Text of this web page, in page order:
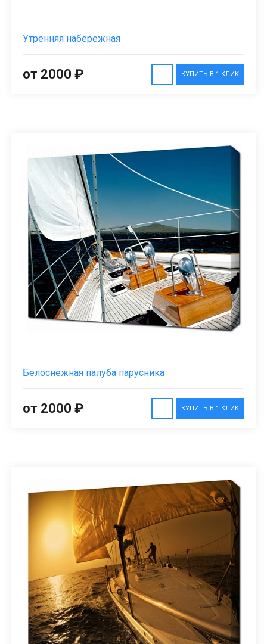
Утренняя набережная
КУПИТЬ В 1 КЛИК
от 2000 ₽
Белоснежная палуба парусника
КУПИТЬ В 1 КЛИК
от 2000 ₽